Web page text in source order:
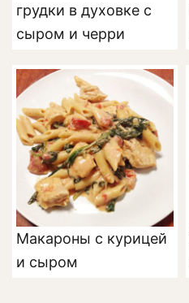
грудки в духовке с
сыром и черри
Макароны с курицей
и сыром